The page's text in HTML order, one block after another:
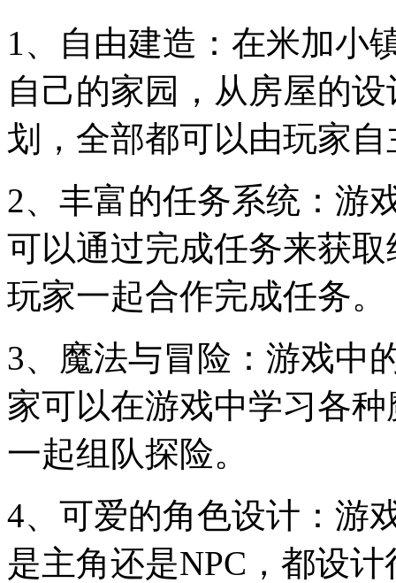
1、自由建造：在米加小
自己的家园，从房屋的
划，全部都可以由玩家
2、丰富的任务系统：游
可以通过完成任务来获
玩家一起合作完成任务。
3、魔法与冒险：游戏中
家可以在游戏中学习各
一起组队探险。
4、可爱的角色设计：游
是主角还是NPC，都设